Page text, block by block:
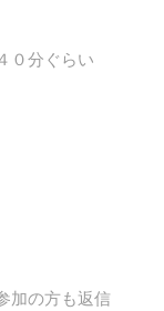
０分ぐらい
加の方も返信